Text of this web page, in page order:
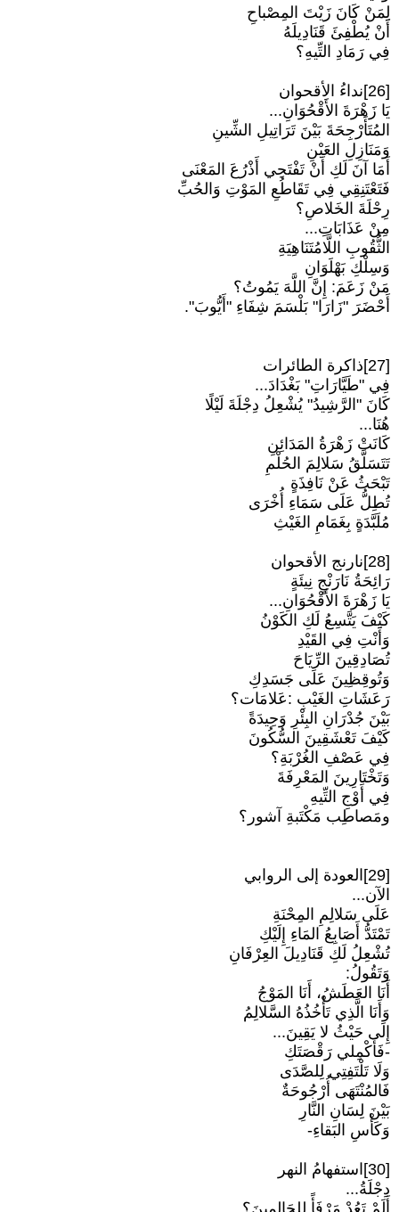
لِمَنْ كَانَ زَيْتَ المِصْباحِ
أَنْ يُطْفِئَ قَنَادِيلَهُ
فِي رَمَادِ التِّيهِ؟
[26]نداءُ الأقحوان
يَا زَهْرَةَ الأَقْحُوَانِ...
المُتَأَرْجِحَةَ بَيْنَ تَرَاتِيلِ الشِّينِ
وَمَنَازِلِ العَيْنِ
أَمَا آنَ لَكِ أَنْ تَفْتَحِي أَذْرُعَ المَعْنَى
فَتَعْتَنِقِي فِي تَقَاطُعِ المَوْتِ وَالحُبِّ
رِحْلَةَ الخَلاصِ؟
مِنْ عَذَابَاتِ...
الثُّقُوبِ اللَّامُتَنَاهِيَةِ
وَسِلْكِ بَهْلَوَانِ
مَنْ زَعَمَ: إِنَّ اللَّهَ يَمُوتُ؟
أَحْضَرَ "زَارَا" بَلْسَمَ شِفَاءِ "أَيُّوبَ".
[27]ذاكرة الطائرات
فِي "طَيَّارَاتِ" بَغْدَادَ...
كَانَ "الرَّشِيدُ" يُشْعِلُ دِجْلَةَ لَيْلًا
هُنَا...
كَانَتْ زَهْرَةُ المَدَائِنِ
تَتَسَلَّقُ سَلالِمَ الحُلْمِ
تَبْحَثُ عَنْ نَافِذَةٍ
تُطِلُّ عَلَى سَمَاءِ أُخْرَى
مُلَبَّدَةٍ بِغَمَامِ الغَيْثِ
[28]نارنج الأقحوان
رَائِحَةُ نَارَنْجٍ نِيئَةٍ
يَا زَهْرَةَ الأَقْحُوَانِ...
كَيْفَ يَتَّسِعُ لَكِ الكَوْنُ
وَأَنْتِ فِي القَيْدِ
تُصَادِقِينَ الرِّيَاحَ
وَتُوقِظِينَ عَلَى جَسَدِكِ
رَعَشَاتِ الغَيْبِ :عَلامَات؟
بَيْنَ جُدْرَانِ البِئْرِ وَحِيدَةً
كَيْفَ تَعْشَقِينَ السُّكُونَ
فِي عَصْفِ الغُرْبَةِ؟
وَتَخْتَارِينَ المَعْرِفَةَ
فِي أَوْجِ التِّيهِ
ومَصاطِب مَكْتَبةِ آشور؟
[29]العودة إلى الروابي
الآن...
عَلَى سَلالِمِ المِحْنَةِ
تَمْتَدُّ أَصَابِعُ المَاءِ إِلَيْكِ
تُشْعِلُ لَكِ قَنَادِيلَ العِرْفَانِ
وَتَقُولُ:
أَنَا العَطَشُ، أَنَا المَوْجُ
وَأَنَا الَّذِي تَأْخُذُهُ السَّلالِمُ
إِلَى حَيْثُ لا يَقِينَ...
-فَأَكْمِلي رَقْصَتَكِ
وَلَا تَلْتَفِتِي لِلصَّدَى
فَالمُنْتَهَى أُرْجُوحَةٌ
بَيْنَ لِسَانِ النَّارِ
وَكَأْسِ البَقاءِ-
[30]استفهامُ النهر
دِجْلَةُ...